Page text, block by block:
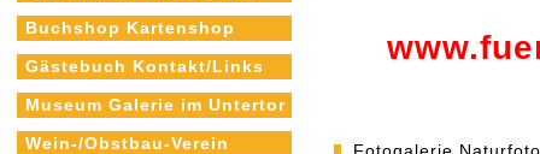
Buchshop Kartenshop
Gästebuch Kontakt/Links
Museum Galerie im Untertor
Wein-/Obstbau-Verein